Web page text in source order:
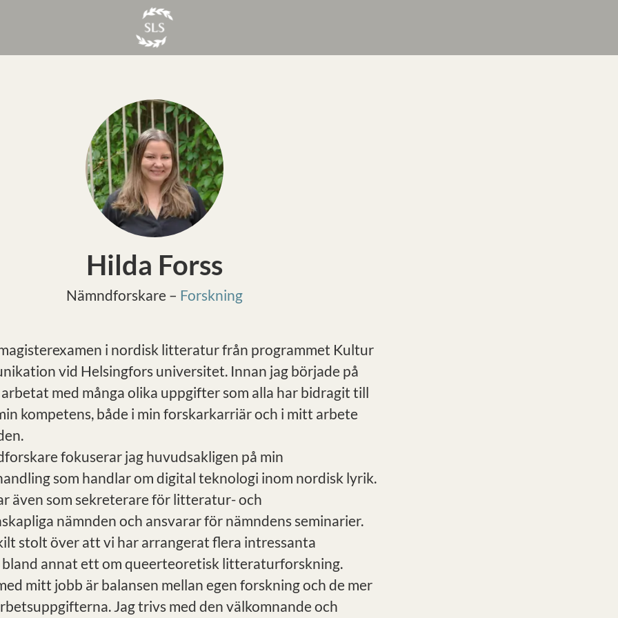
Hilda Forss
Nämndforskare – Forskning
i nordisk litteratur från programmet Kultur
vid Helsingfors universitet. Innan jag började på
arbetat med många olika uppgifter som alla har bidragit till
kompetens, både i min forskarkarriär och i mitt arbete
fokuserar jag huvudsakligen på min
som handlar om digital teknologi inom nordisk lyrik.
även som sekreterare för litteratur- och
nämnden och ansvarar för nämndens seminarier.
stolt över att vi har arrangerat flera intressanta
bland annat ett om queerteoretisk litteraturforskning.
mitt jobb är balansen mellan egen forskning och de mer
Jag trivs med den välkomnande och